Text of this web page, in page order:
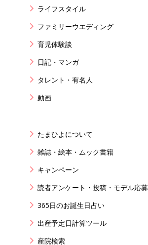
ライフスタイル
ファミリーウエディング
育児体験談
日記・マンガ
タレント・有名人
動画
たまひよについて
雑誌・絵本・ムック書籍
キャンペーン
読者アンケート・投稿・モデル応募
365日のお誕生日占い
出産予定日計算ツール
産院検索